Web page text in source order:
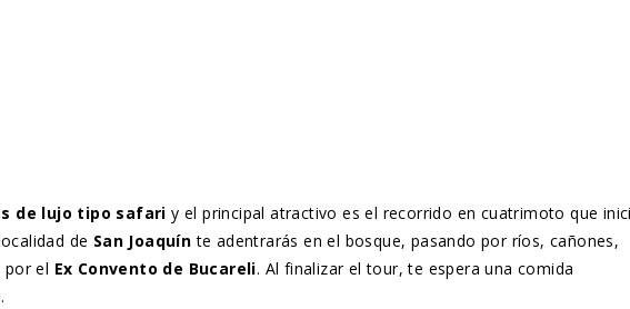
de lujo tipo safari y el principal atractivo es el recorrido en cuatrimoto que
de San Joaquín te adentrarás en el bosque, pasando por ríos, cañones,
por el Ex Convento de Bucareli. Al finalizar el tour, te espera una comida